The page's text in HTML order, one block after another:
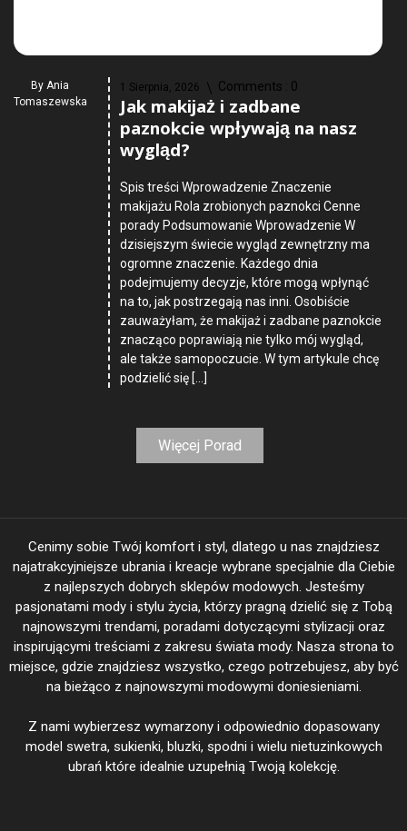
By Ania
Tomaszewska
1 Sierpnia, 2026 Comments : 0
Jak makijaż i zadbane
paznokcie wpływają na nasz
wygląd?
Spis treści Wprowadzenie Znaczenie
makijażu Rola zrobionych paznokci Cenne
porady Podsumowanie Wprowadzenie W
dzisiejszym świecie wygląd zewnętrzny ma
ogromne znaczenie. Każdego dnia
podejmujemy decyzje, które mogą wpłynąć
na to, jak postrzegają nas inni. Osobiście
zauważyłam, że makijaż i zadbane paznokcie
znacząco poprawiają nie tylko mój wygląd,
ale także samopoczucie. W tym artykule chcę
podzielić się […]
Więcej Porad
Cenimy sobie Twój komfort i styl, dlatego u nas znajdziesz
najatrakcyjniejsze ubrania i kreacje wybrane specjalnie dla Ciebie
z najlepszych dobrych sklepów modowych. Jesteśmy
pasjonatami mody i stylu życia, którzy pragną dzielić się z Tobą
najnowszymi trendami, poradami dotyczącymi stylizacji oraz
inspirującymi treściami z zakresu świata mody. Nasza strona to
miejsce, gdzie znajdziesz wszystko, czego potrzebujesz, aby być
na bieżąco z najnowszymi modowymi doniesieniami.
Z nami wybierzesz wymarzony i odpowiednio dopasowany
model swetra, sukienki, bluzki, spodni i wielu nietuzinkowych
ubrań które idealnie uzupełnią Twoją kolekcję.